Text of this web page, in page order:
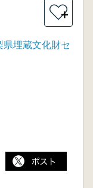
＋
埋蔵文化財セ